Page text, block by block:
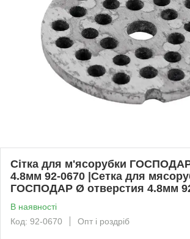
Сітка для м'ясорубки
4.8мм 92-0670 |Сетка для
ГОСПОДАР Ø отверстия 4.8мм
В наявності
Код: 92-0670
Опт і роздріб